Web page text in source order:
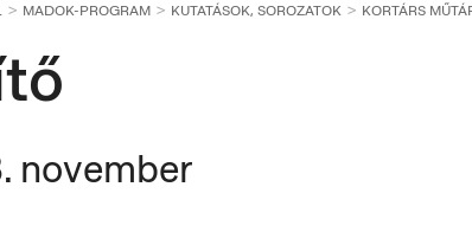
MADOK-PROGRAM KUTATÁSOK, SOROZATOK KORTÁRS
november